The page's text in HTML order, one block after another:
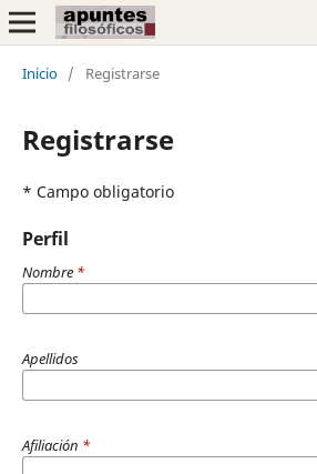
Inicio / Registrarse
Registrarse
* Campo obligatorio
Perfil
Nombre *
Apellidos
Afiliación *